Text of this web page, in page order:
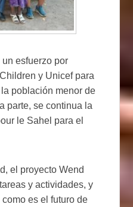
esfuerzo por
y Unicef para
población menor de
parte, se continua la
le Sahel para el
el proyecto Wend
y actividades, y
es el futuro de